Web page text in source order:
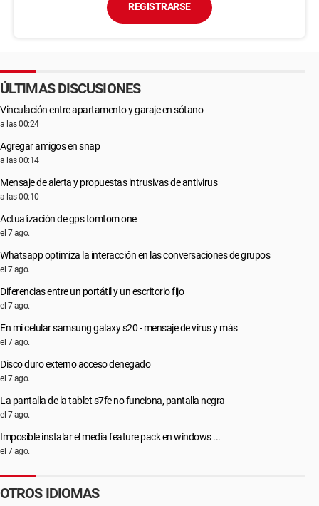
REGISTRARSE
ÚLTIMAS DISCUSIONES
Vinculación entre apartamento y garaje en sótano
a las 00:24
Agregar amigos en snap
a las 00:14
Mensaje de alerta y propuestas intrusivas de antivirus
a las 00:10
Actualización de gps tomtom one
el 7 ago.
Whatsapp optimiza la interacción en las conversaciones de grupos
el 7 ago.
Diferencias entre un portátil y un escritorio fijo
el 7 ago.
En mi celular samsung galaxy s20 - mensaje de virus y más
el 7 ago.
Disco duro externo acceso denegado
el 7 ago.
La pantalla de la tablet s7fe no funciona, pantalla negra
el 7 ago.
Imposible instalar el media feature pack en windows ...
el 7 ago.
OTROS IDIOMAS